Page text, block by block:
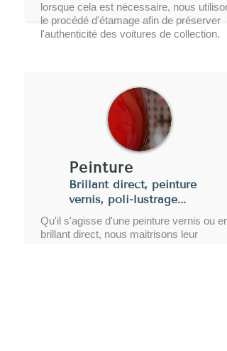
lorsque cela est nécessaire, nous
le procédé d'étamage afin de préserver
l'authenticité des voitures de collection.
Peinture
Brillant direct, peinture
vernis, poli-lustrage...
Qu'il s'agisse d'une peinture vernis ou en
brillant direct, nous maitrisons leur